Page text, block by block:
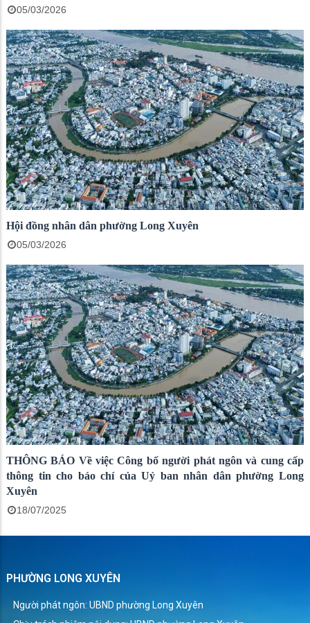
05/03/2026
Hội đồng nhân dân phường Long Xuyên
05/03/2026
THÔNG BÁO Về việc Công bố người phát ngôn và cung cấp
thông tin cho báo chí của Uỷ ban nhân dân phường Long
Xuyên
18/07/2025
PHƯỜNG LONG XUYÊN
Người phát ngôn: UBND phường Long Xuyên